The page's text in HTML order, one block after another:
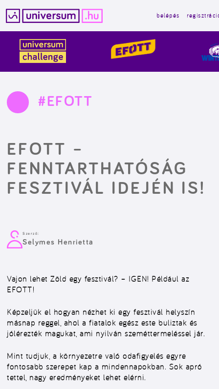
tartalomba
belépés
#EFOTT
EFOTT –
FENNTARTHATÓSÁG
FESZTIVÁL IDEJÉN IS!
Szerző:
Selymes Henrietta
Vajon lehet Zöld egy fesztivál? – IGEN! Például az
EFOTT!
Képzeljük el hogyan nézhet ki egy fesztivál helyszín
másnap reggel, ahol a fiatalok egész este buliztak és
jólérezték magukat, ami nyilván szeméttermeléssel jár.
Mint tudjuk, a környezetre való odafigyelés egyre
fontosabb szerepet kap a mindennapokban. Sok apró
tettel, nagy eredményeket lehet elérni.